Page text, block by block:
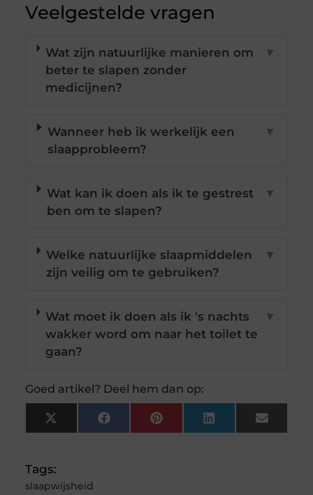
Veelgestelde vragen
Wat zijn natuurlijke manieren om
beter te slapen zonder
medicijnen?
▼
Wanneer heb ik werkelijk een
slaapprobleem?
▼
Wat kan ik doen als ik te gestrest
ben om te slapen?
▼
Welke natuurlijke slaapmiddelen
zijn veilig om te gebruiken?
▼
Wat moet ik doen als ik 's nachts
wakker word om naar het toilet te
gaan?
▼
Goed artikel? Deel hem dan op:
X
(Twitter)
FacebookPinterestLinkedInEmail
Tags:
slaapwijsheid